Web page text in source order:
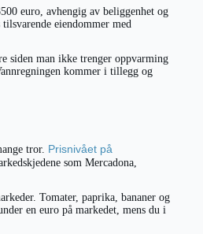
euro, avhengig av beliggenhet og
eiendommer med
siden man ikke trenger oppvarming
kommer i tillegg og
tror. Prisnivået på
som Mercadona,
Tomater, paprika, bananer og
en euro på markedet, mens du i